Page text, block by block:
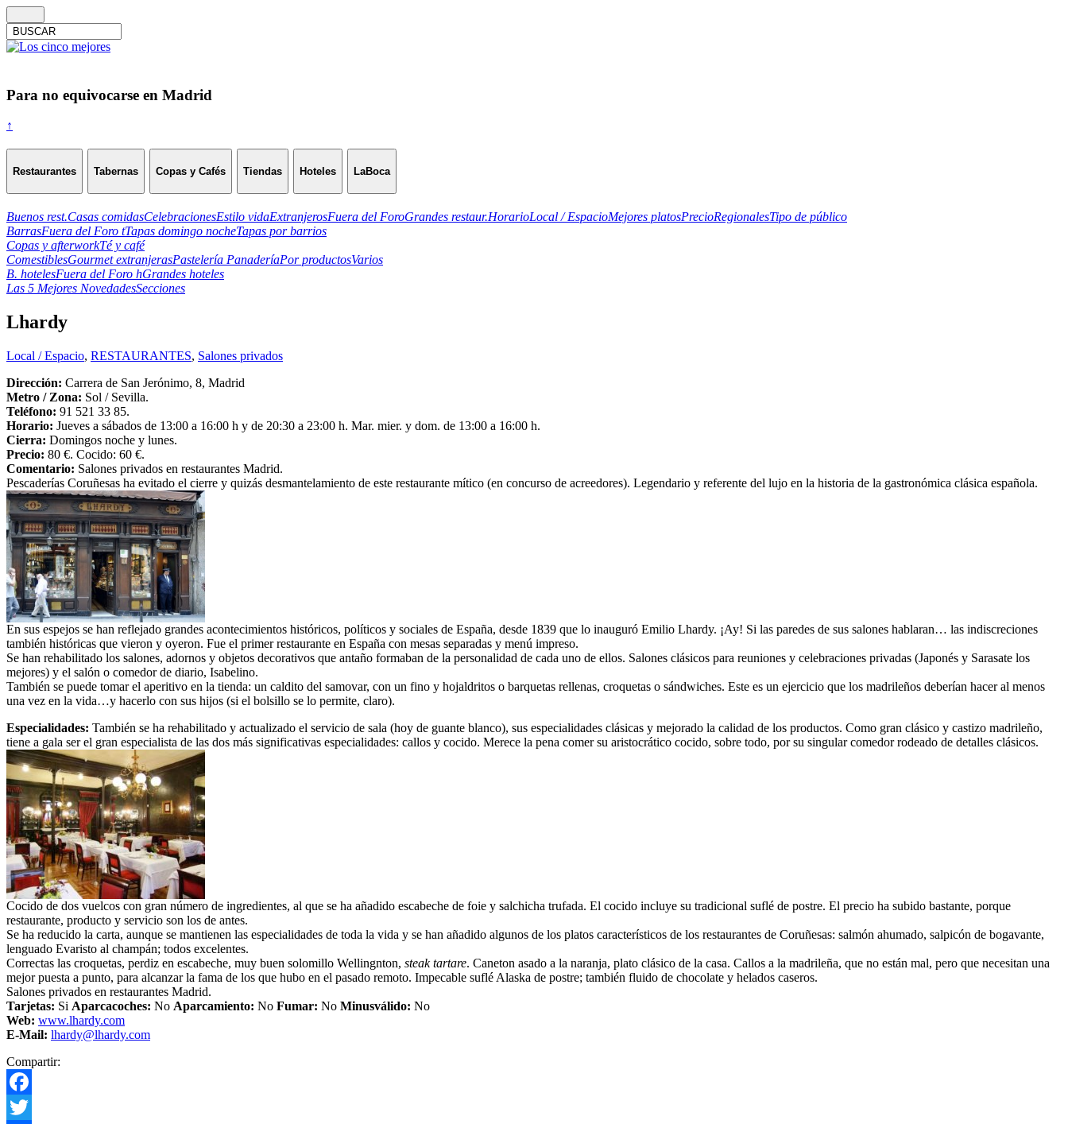
Para no equivocarse en Madrid
↑
Restaurantes Tabernas Copas y Cafés Tiendas Hoteles LaBoca
Buenos rest.Casas comidasCelebracionesEstilo vidaExtranjerosFuera del ForoGrandes restaur.HorarioLocal / EspacioMejores platosPrecioRegionalesTipo de público
BarrasFuera del Foro tTapas domingo nocheTapas por barrios
Copas y afterworkTé y café
ComestiblesGourmet extranjerasPastelería PanaderíaPor productosVarios
B. hotelesFuera del Foro hGrandes hoteles
Las 5 Mejores NovedadesSecciones
Lhardy
Local / Espacio, RESTAURANTES, Salones privados
Dirección: Carrera de San Jerónimo, 8, Madrid
Metro / Zona: Sol / Sevilla.
Teléfono: 91 521 33 85.
Horario: Jueves a sábados de 13:00 a 16:00 h y de 20:30 a 23:00 h. Mar. mier. y dom. de 13:00 a 16:00 h.
Cierra: Domingos noche y lunes.
Precio: 80 €. Cocido: 60 €.
Comentario: Salones privados en restaurantes Madrid.
Pescaderías Coruñesas ha evitado el cierre y quizás desmantelamiento de este restaurante mítico (en concurso de acreedores). Legendario y referente del lujo en la historia de la gastronómica clásica española.
En sus espejos se han reflejado grandes acontecimientos históricos, políticos y sociales de España, desde 1839 que lo inauguró Emilio Lhardy. ¡Ay! Si las paredes de sus salones hablaran… las indiscreciones
también históricas que vieron y oyeron. Fue el primer restaurante en España con mesas separadas y menú impreso.
Se han rehabilitado los salones, adornos y objetos decorativos que antaño formaban de la personalidad de cada uno de ellos. Salones clásicos para reuniones y celebraciones privadas (Japonés y Sarasate los
mejores) y el salón o comedor de diario, Isabelino.
También se puede tomar el aperitivo en la tienda: un caldito del samovar, con un fino y hojaldritos o barquetas rellenas, croquetas o sándwiches. Este es un ejercicio que los madrileños deberían hacer al menos
una vez en la vida…y hacerlo con sus hijos (si el bolsillo se lo permite, claro).
Especialidades: También se ha rehabilitado y actualizado el servicio de sala (hoy de guante blanco), sus especialidades clásicas y mejorado la calidad de los productos. Como gran clásico y castizo madrileño,
tiene a gala ser el gran especialista de las dos más significativas especialidades: callos y cocido. Merece la pena comer su aristocrático cocido, sobre todo, por su singular comedor rodeado de detalles clásicos.
Cocido de dos vuelcos con gran número de ingredientes, al que se ha añadido escabeche de foie y salchicha trufada. El cocido incluye su tradicional suflé de postre. El precio ha subido bastante, porque
restaurante, producto y servicio son los de antes.
Se ha reducido la carta, aunque se mantienen las especialidades de toda la vida y se han añadido algunos de los platos característicos de los restaurantes de Coruñesas: salmón ahumado, salpicón de bogavante,
lenguado Evaristo al champán; todos excelentes.
Correctas las croquetas, perdiz en escabeche, muy buen solomillo Wellingnton, steak tartare. Caneton asado a la naranja, plato clásico de la casa. Callos a la madrileña, que no están mal, pero que necesitan una
mejor puesta a punto, para alcanzar la fama de los que hubo en el pasado remoto. Impecable suflé Alaska de postre; también fluido de chocolate y helados caseros.
Salones privados en restaurantes Madrid.
Tarjetas: Si Aparcacoches: No Aparcamiento: No Fumar: No Minusválido: No
Web: www.lhardy.com
E-Mail: lhardy@lhardy.com
Compartir:
Facebook